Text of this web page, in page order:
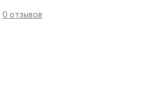
0 отзывов